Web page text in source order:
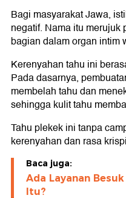
Bagi masyarakat Jawa,
negatif. Nama itu
bagian dalam organ intim
Kerenyahan tahu ini
Pada dasarnya,
membelah tahu dan
sehingga kulit tahu
Tahu plekek ini tanpa
kerenyahan dan rasa
Baca juga:
Ada Layanan
Itu?